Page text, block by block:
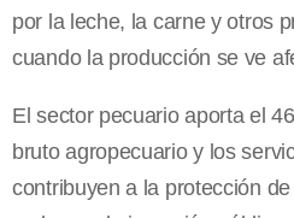
por la leche, la carne y otros
cuando la producción se ve
El sector pecuario aporta el
bruto agropecuario y los
contribuyen a la protección